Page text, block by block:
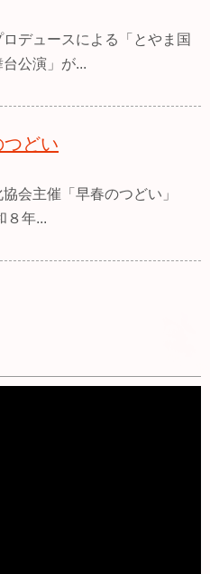
デュースによる「とやま国
公演」が...
どい
協会主催「早春のつどい」
年...